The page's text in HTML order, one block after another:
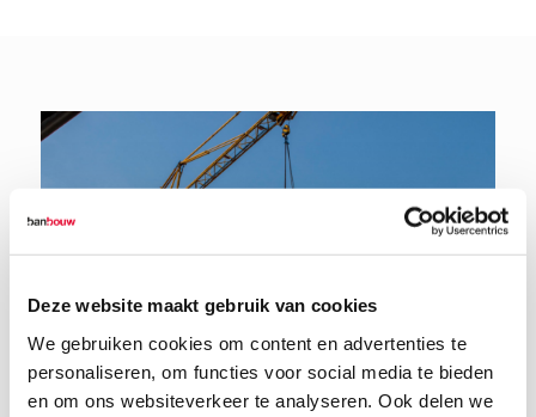
Deze website maakt gebruik van cookies
We gebruiken cookies om content en advertenties te
personaliseren, om functies voor social media te bieden
en om ons websiteverkeer te analyseren. Ook delen we